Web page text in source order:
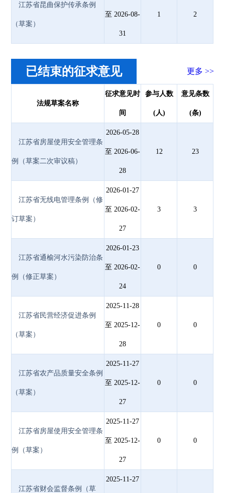
江苏省昆曲保护传承条例
（草案）
至 2026-08-
31
1 2
已结束的征求意见 更多 >>
法规草案名称
征求意见时
间
参与人数
(人)
意见条数
(条)
江苏省房屋使用安全管理条
例（草案二次审议稿）
2026-05-28
至 2026-06-
28
12 23
江苏省无线电管理条例（修
订草案）
2026-01-27
至 2026-02-
27
3 3
江苏省通榆河水污染防治条
例（修正草案）
2026-01-23
至 2026-02-
24
0 0
江苏省民营经济促进条例
（草案）
2025-11-28
至 2025-12-
28
0 0
江苏省农产品质量安全条例
（草案）
2025-11-27
至 2025-12-
27
0 0
江苏省房屋使用安全管理条
例（草案）
2025-11-27
至 2025-12-
27
0 0
江苏省财会监督条例（草
2025-11-27